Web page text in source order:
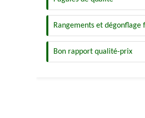
Rangements et dégonflage
Bon rapport qualité-prix